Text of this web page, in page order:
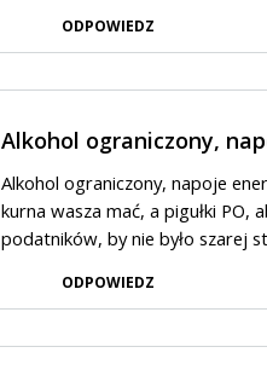
ODPOWIEDZ
Alkohol ograniczony,
Alkohol ograniczony, napoje
kurna wasza mać, a pigułki PO,
podatników, by nie było szarej
ODPOWIEDZ